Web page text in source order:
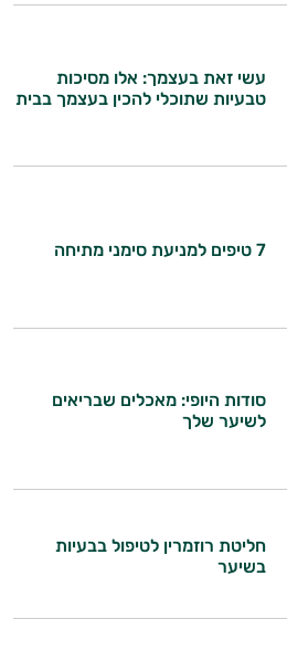
עשי זאת בעצמך: אלו מסיכות
טבעיות שתוכלי להכין בעצמך בבית
7 טיפים למניעת סימני מתיחה
סודות היופי: מאכלים שבריאים
לשיער שלך
חליטת רוזמרין לטיפול בבעיות
בשיער
והספורט.
עבורך המלצות
אוכל לעזור?